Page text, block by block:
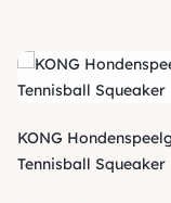
KONG
Tennisball Squeaker